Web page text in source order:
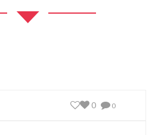
0
0